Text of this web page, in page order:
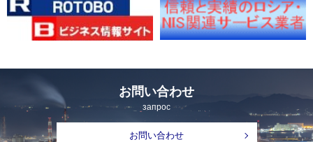
お問い合わせ
запрос
お問い合わせ